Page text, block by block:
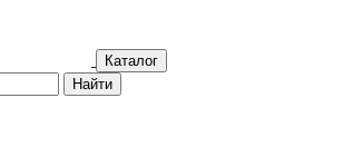
Каталог
Найти